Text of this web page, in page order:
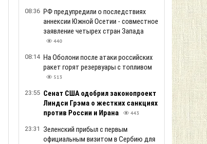
08:36 РФ предупредили о последствиях
аннексии Южной Осетии - совместное
заявление четырех стран Запада
440
08:14 На Оболони после атаки российских
ракет горят резервуары с топливом
513
23:55 Сенат США одобрил законопроект
Линдси Грэма о жестких санкциях
против России и Ирана
443
23:31 Зеленский прибыл с первым
официальным визитом в Сербию для